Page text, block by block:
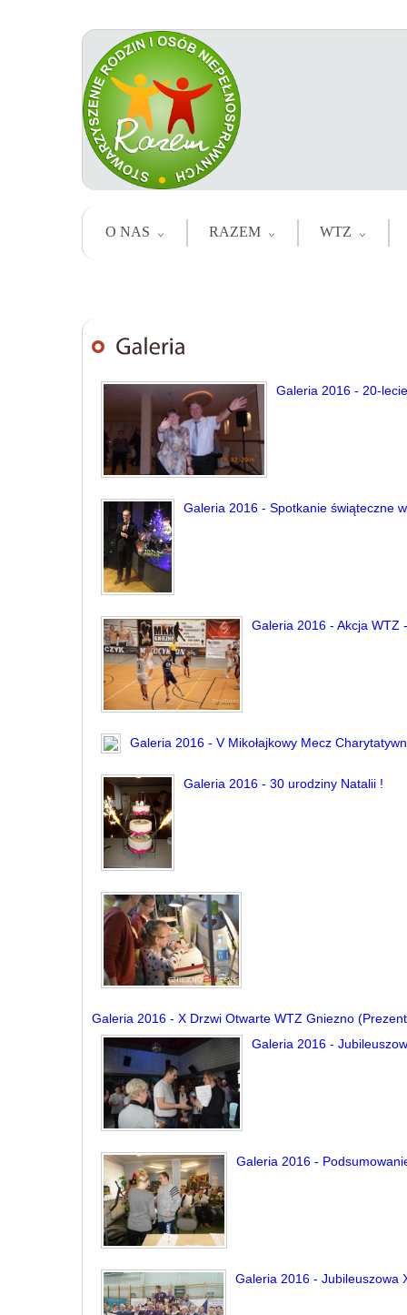
O NAS RAZEM WTZ
Galeria 2016 - 20-
Galeria 2016 - Spotkanie świąteczne
Galeria 2016 - Akcja WTZ
Galeria 2016 - V Mikołajkowy Mecz
Galeria 2016 - 30 urodziny Natalii !
Galeria 2016 - X Drzwi Otwarte WTZ Gniezno
Galeria 2016 -
Galeria 2016 -
Galeria 2016 - Jubileuszowa